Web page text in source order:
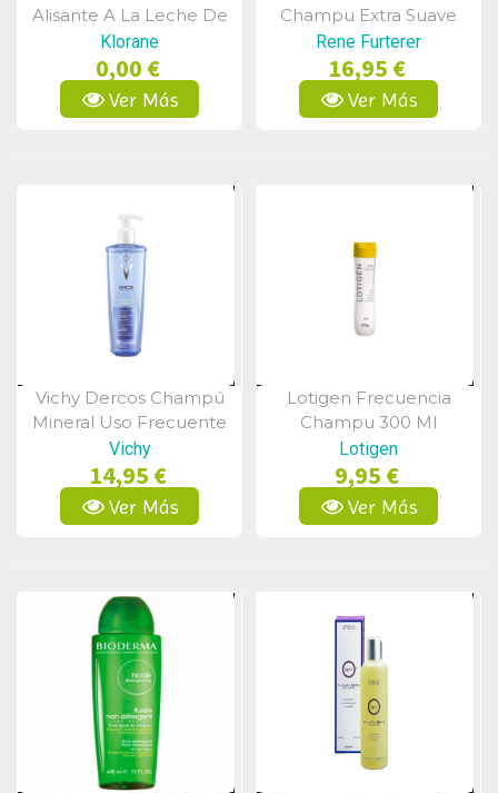
Alisante A La Leche De
Papiro 400ml.
Klorane
0,00 €
Ver Más
Champu Extra Suave
Uso Frecuente 500 Ml
Rene Furterer
16,95 €
Ver Más
Vista Rápida
Vichy Dercos Champú
Mineral Uso Frecuente
400ml 20%dcto
Vichy
14,95 €
Ver Más
Vista Rápida
Lotigen Frecuencia
Champu 300 Ml
Lotigen
9,95 €
Ver Más